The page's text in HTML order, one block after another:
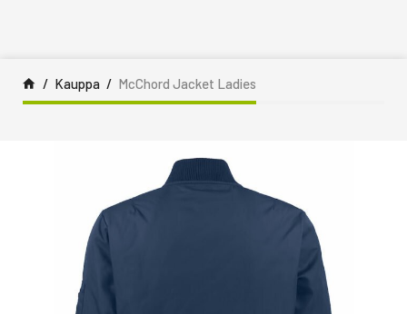
Kauppa McChord Jacket Ladies